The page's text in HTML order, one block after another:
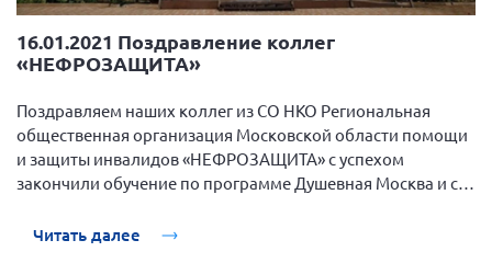
16.01.2021 Поздравление коллег
«НЕФРОЗАЩИТА»
Поздравляем наших коллег из СО НКО Региональная
общественная организация Московской области помощи
и защиты инвалидов «НЕФРОЗАЩИТА» с успехом
закончили обучение по программе Душевная Москва и с
Поздравляем!
Читать далее